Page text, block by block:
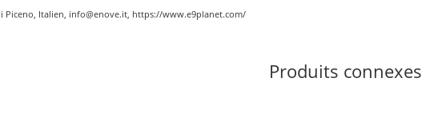
Piceno, Italien, info@enove.it, https://www.e9planet.com/
Produits connexes